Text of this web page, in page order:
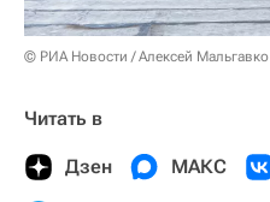
© РИА Новости / Алексей Мальгавко
Читать в
Дзен МАКС